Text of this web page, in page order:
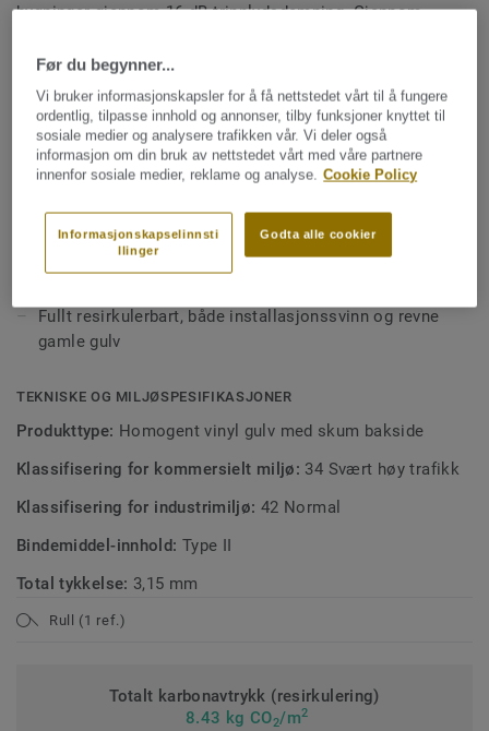
bygninger gjennom 16 dB trinnlydsdemping. Gjennom
farger tilgjengelige også i akustikkversjon.
Gulvet produseres i Sverige og er designet for
høytrafikkerte miljøer som bl a skoler og
helseinstitusjoner. Det er slitesterkt, smussresistent og
tilbyr samme enkle og kostnadseffektive vedlikehold som
den kompakte iQ Optima-kolleksjonen, takket være den
unike muligheten for tørrpolering.
NØKKELEGENSKAPER
Produsert i Sverige
16 dB trinnlydsdemping
Lav rullemotstand bidrar til et godt arbeidsmiljø
Del av et komplett utvalg av tekniske gulvløsninger
Fullt resirkulerbart, både installasjonssvinn og revne
gamle gulv
TEKNISKE OG MILJØSPESIFIKASJONER
Produkttype: Homogent vinyl gulv med skum bakside
Klassifisering for kommersielt miljø: 34 Svært høy trafikk
Klassifisering for industrimiljø: 42 Normal
Bindemiddel-innhold: Type II
Total tykkelse: 3,15 mm
Rull (1 ref.)
Totalt karbonavtrykk (resirkulering)
8.43 kg CO2/m2
Før du begynner...
Vi bruker informasjonskapsler for å få nettstedet vårt til å fungere
ordentlig, tilpasse innhold og annonser, tilby funksjoner knyttet til
sosiale medier og analysere trafikken vår. Vi deler også
informasjon om din bruk av nettstedet vårt med våre partnere
innenfor sosiale medier, reklame og analyse. Cookie Policy
Godta alle cookier
Informasjonskapselinnsti
llinger